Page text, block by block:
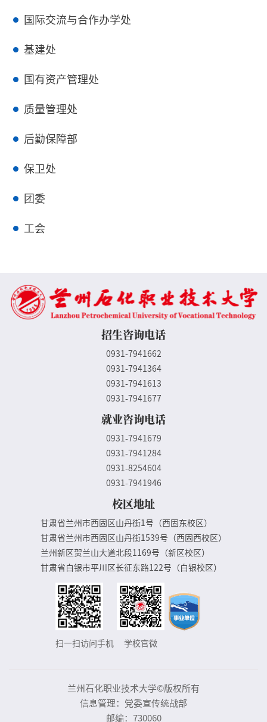
国际交流与合作办学处
基建处
国有资产管理处
质量管理处
后勤保障部
保卫处
团委
工会
招生咨询电话
0931-7941662
0931-7941364
0931-7941613
0931-7941677
就业咨询电话
0931-7941679
0931-7941284
0931-8254604
0931-7941946
校区地址
甘肃省兰州市西固区山丹街1号（西固东校区）
甘肃省兰州市西固区山丹街1539号（西固西校区）
兰州新区贺兰山大道北段1169号（新区校区）
甘肃省白银市平川区长征东路122号（白银校区）
扫一扫访问手机 学校官微
兰州石化职业技术大学©版权所有
信息管理：党委宣传统战部
邮编：730060